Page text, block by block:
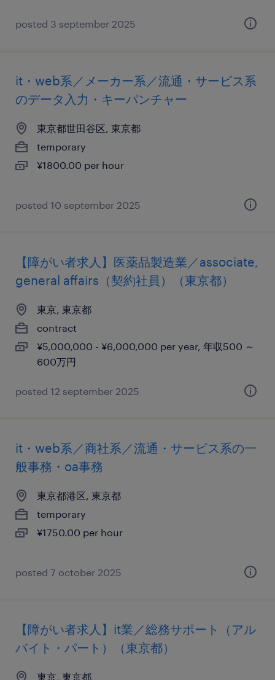
posted 3 september 2025
it・web系／メーカー系／流通・サービス系
のデータ入力・キーパンチャー
東京都世田谷区, 東京都
temporary
¥1800.00 per hour
posted 10 september 2025
【障がい者求人】医薬品製造業／associate,
general affairs（契約社員）（東京都）
東京, 東京都
contract
¥5,000,000 - ¥6,000,000 per year, 年収500 ～
600万円
posted 12 september 2025
it・web系／商社系／流通・サービス系の一
般事務・oa事務
東京都港区, 東京都
temporary
¥1750.00 per hour
posted 7 october 2025
【障がい者求人】it業／総務サポート（アル
バイト・パート）（東京都）
東京, 東京都